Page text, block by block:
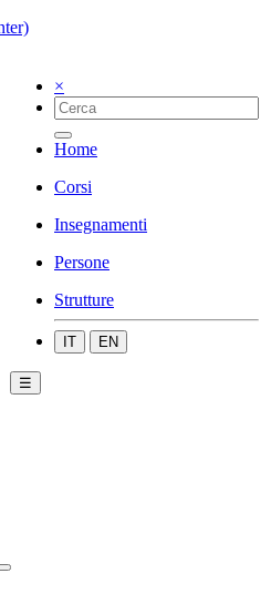
×
Home
Corsi
Insegnamenti
Persone
Strutture
IT EN
☰